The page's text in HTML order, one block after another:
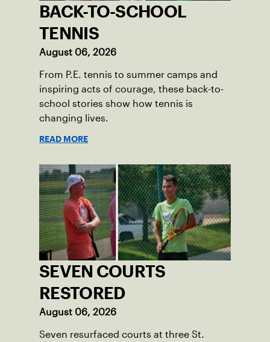
BACK-TO-SCHOOL
TENNIS
August 06, 2026
From P.E. tennis to summer camps and
inspiring acts of courage, these back-to-
school stories show how tennis is
changing lives.
READ MORE
SEVEN COURTS
RESTORED
August 06, 2026
Seven resurfaced courts at three St.